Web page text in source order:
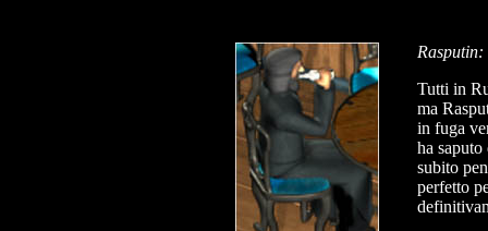
Rasputin:
Tutti in
ma
in fuga
ha
subito
perfetto